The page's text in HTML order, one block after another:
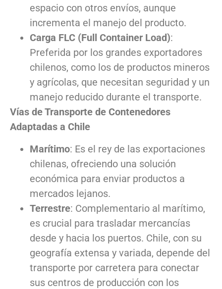
espacio con otros envíos, aunque
incrementa el manejo del producto.
Carga FLC (Full Container Load):
Preferida por los grandes exportadores
chilenos, como los de productos mineros
y agrícolas, que necesitan seguridad y un
manejo reducido durante el transporte.
Vías de Transporte de Contenedores
Adaptadas a Chile
Marítimo: Es el rey de las exportaciones
chilenas, ofreciendo una solución
económica para enviar productos a
mercados lejanos.
Terrestre: Complementario al marítimo,
es crucial para trasladar mercancías
desde y hacia los puertos. Chile, con su
geografía extensa y variada, depende del
transporte por carretera para conectar
sus centros de producción con los